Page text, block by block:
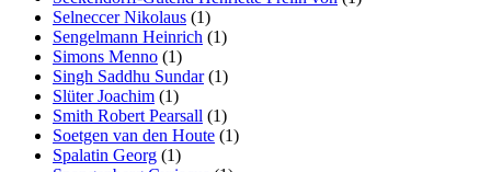
Selneccer Nikolaus (1)
Sengelmann Heinrich (1)
Simons Menno (1)
Singh Saddhu Sundar(1)
Slüter Joachim (1)
Smith Robert Pearsall (1)
Soetgen van den Houte (1)
Spalatin Georg (1)